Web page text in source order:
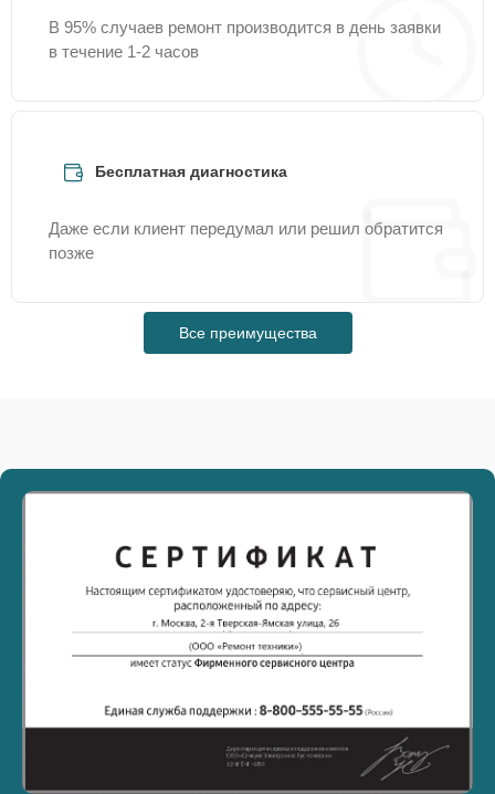
В 95% случаев ремонт производится в день заявки
в течение 1-2 часов
Бесплатная диагностика
Даже если клиент передумал или решил обратится
позже
Все преимущества